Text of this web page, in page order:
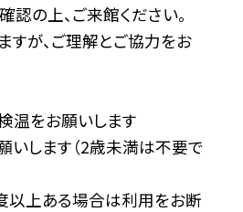
の上、ご来館ください。
すが、ご理解とご協力をお
温をお願いします
いします（2歳未満は不要で
以上ある場合は利用をお断